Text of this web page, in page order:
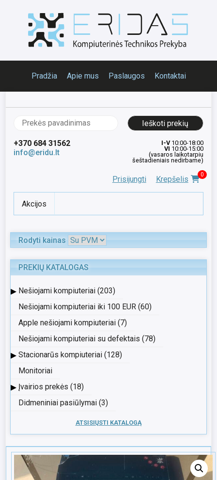
Pradžia Apie mus Paslaugos Kontaktai
Ieškoti:
+370 684 31562
info@eridu.lt
I-V10:00-18:00
VI 10:00-15:00
(vasaros laikotarpiu
šeštadieniais nedirbame)
Prisijungti Krepšelis 0
Akcijos
Rodyti kainas
PREKIŲ KATALOGAS
▸ Nešiojami kompiuteriai (203)
Nešiojami kompiuteriai iki 100 EUR (60)
Apple nešiojami kompiuteriai (7)
Nešiojami kompiuteriai su defektais (78)
▸ Stacionarūs kompiuteriai (128)
Monitoriai
▸ Įvairios prekės (18)
Didmeniniai pasiūlymai (3)
ATSISIŲSTI KATALOGĄ